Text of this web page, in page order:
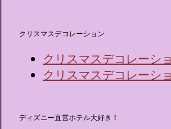
クリスマスデコレーション
クリスマスデコレーシ
クリスマスデコレーシ
ディズニー直営ホテル大好き！